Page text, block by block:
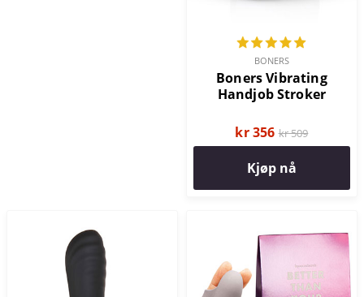
BONERS
Boners Vibrating
Handjob Stroker
kr 356 kr 509
Kjøp nå